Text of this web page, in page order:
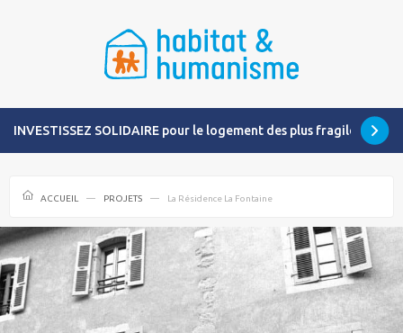
INVESTISSEZ SOLIDAIRE pour le logement des plus fragiles
ACCUEIL PROJETS La Résidence La Fontaine